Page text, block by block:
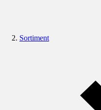
Sortiment